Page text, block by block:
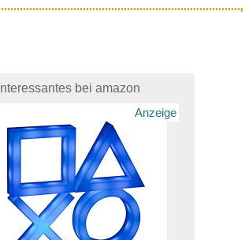
Interessantes bei amazon
Anzeige